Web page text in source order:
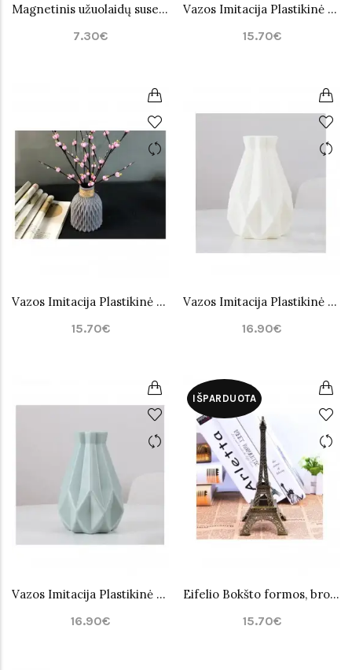
Magnetinis užuolaidų susegėjas
7.30€
Vazos Imitacija Plastikinė Balta
15.70€
Vazos Imitacija Plastikinė Pilka
15.70€
Vazos Imitacija Plastikinė Baltos spalvos
16.90€
Vazos Imitacija Plastikinė Žalia
16.90€
IŠPARDUOTA
Eifelio Bokšto formos, bronzos dekoracija
15.70€